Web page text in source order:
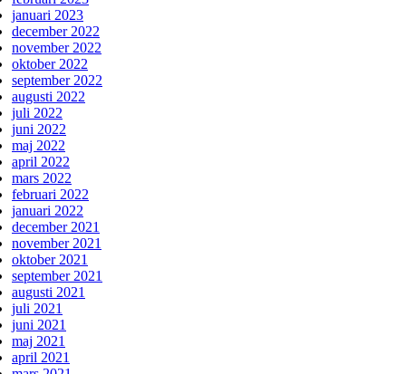
januari 2023
december 2022
november 2022
oktober 2022
september 2022
augusti 2022
juli 2022
juni 2022
maj 2022
april 2022
mars 2022
februari 2022
januari 2022
december 2021
november 2021
oktober 2021
september 2021
augusti 2021
juli 2021
juni 2021
maj 2021
april 2021